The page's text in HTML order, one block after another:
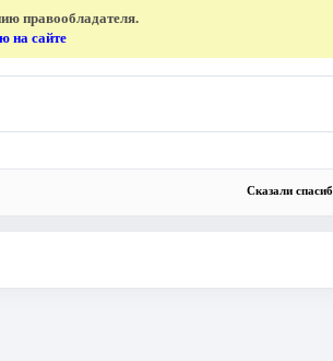
правообладателя.
на сайте
Сказали